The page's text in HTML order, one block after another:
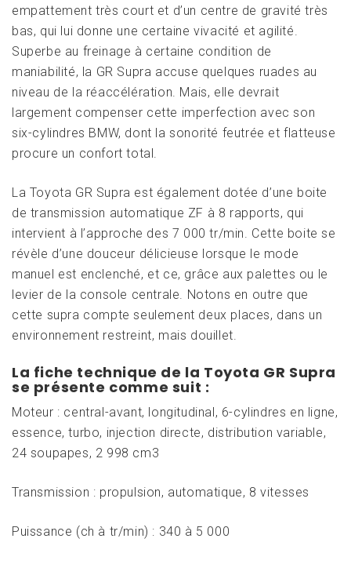
empattement très court et d’un centre de gravité très
bas, qui lui donne une certaine vivacité et agilité.
Superbe au freinage à certaine condition de
maniabilité, la GR Supra accuse quelques ruades au
niveau de la réaccélération. Mais, elle devrait
largement compenser cette imperfection avec son
six-cylindres BMW, dont la sonorité feutrée et flatteuse
procure un confort total.
La Toyota GR Supra est également dotée d’une boite
de transmission automatique ZF à 8 rapports, qui
intervient à l’approche des 7 000 tr/min. Cette boite se
révèle d’une douceur délicieuse lorsque le mode
manuel est enclenché, et ce, grâce aux palettes ou le
levier de la console centrale. Notons en outre que
cette supra compte seulement deux places, dans un
environnement restreint, mais douillet.
La fiche technique de la Toyota GR Supra
se présente comme suit :
Moteur : central-avant, longitudinal, 6-cylindres en ligne,
essence, turbo, injection directe, distribution variable,
24 soupapes, 2 998 cm3
Transmission : propulsion, automatique, 8 vitesses
Puissance (ch à tr/min) : 340 à 5 000